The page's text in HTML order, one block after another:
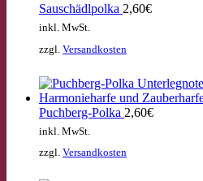
Sauschädlpolka 2,60€
inkl. MwSt.
zzgl. Versandkosten
Puchberg-Polka 2,60€
inkl. MwSt.
zzgl. Versandkosten